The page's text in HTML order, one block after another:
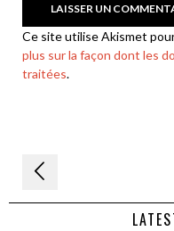
Ce site utilise Akismet
plus sur la façon dont les
traitées.
Navigation
de